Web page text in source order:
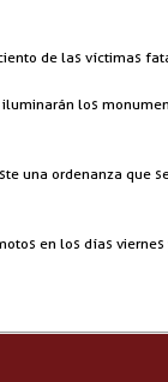
de las víctimas
los
una ordenanza que
en los días viernes